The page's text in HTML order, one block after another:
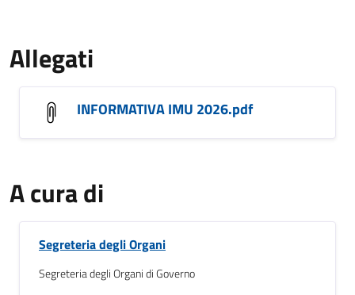
Allegati
INFORMATIVA IMU 2026.pdf
A cura di
Segreteria degli Organi
Segreteria degli Organi di Governo